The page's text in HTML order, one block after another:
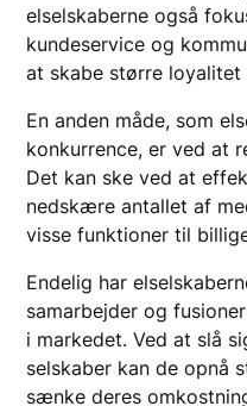
elselskaberne også
kundeservice og
at skabe større
En anden måde, som
konkurrence, er ved at
Det kan ske ved at
nedskære antallet af
visse funktioner til
Endelig har
samarbejder og
i markedet. Ved at slå
selskaber kan de opnå
sænke deres